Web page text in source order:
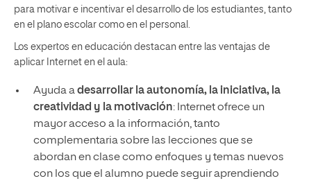
para motivar e incentivar el desarrollo de los estudiantes, tanto
en el plano escolar como en el personal.
Los expertos en educación destacan entre las ventajas de
aplicar Internet en el aula:
Ayuda adesarrollar la autonomía, la iniciativa, la
creatividad y la motivación: Internet ofrece un
mayor acceso a la información, tanto
complementaria sobre las lecciones que se
abordan en clase como enfoques y temas nuevos
con los que el alumno puede seguir aprendiendo